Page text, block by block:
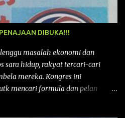
DIBUKA!!!
masalah ekonomi dan
sara hidup, rakyat tercari-cari
mereka. Kongres ini
mencari formula dan pelan